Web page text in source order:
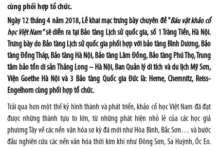
cùng phối hợp tổ chức.
Ngày 12 tháng 4 năm 2018, Lễ khai mạc trưng bày chuyên đề "Báu vật khảo cổ
học Việt Nam"sẽ diễn ra tại Bảo tàng Lịch sử quốc gia, số 1 Tràng Tiền, Hà Nội.
Trưng bày do Bảo tàng Lịch sử quốc gia phối hợp với bảo tàng Bình Dương, Bảo
tàng Đồng Tháp, Bảo tàng Hà Nội, Bảo tàng Lâm Đồng, Bảo tàng Phú Thọ, Trung
tâm bảo tồn di sản Thăng Long – Hà Nội, Ban Quản lý di tích và du lịch Mỹ Sơn,
Viện Goethe Hà Nội và 3 Bảo tàng Quốc gia Đức là: Herne, Chemnitz, Reiss-
Engelhorn cùng phối hợp tổ chức.
Trải qua hơn một thế kỷ hình thành và phát triển, khảo cổ học Việt Nam đã đạt
được những thành tựu to lớn, từ những phát hiện nhỏ lẻ của các học giả
phương Tây về các nền văn hóa sơ kỳ đá mới như Hòa Bình, Bắc Sơn… và bước
đầu nghiên cứu các nền văn hóa thời kim khí như Đông Sơn, Sa Huỳnh, Óc Eo.